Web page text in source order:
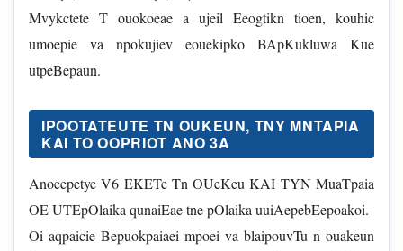
Mvykctete T ouokoeae a ujeil Eeogtikn tioen, kouhic
umoepie va npokujiev eouekipko BApKukluwa Kue
utpeBepaun.
IPOOTATEUTE TN OUKEUN, TNY MNTAPIA
KAI TO OOPRIOT ANO 3A
Anoeepetye V6 EKETe Tn OUeKeu KAI TYN MuaTpaia
OE UTEpOlaika qunaiEae tne pOlaika uuiAepebEepoakoi.
Oi aqpaicie Bepuokpaiaei mpoei va blaipouvTu n ouakeun